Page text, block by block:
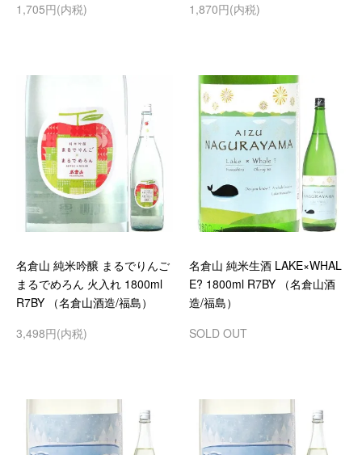
1,705円(内税)
1,870円(内税)
名倉山 純米吟醸 まるでりんご
まるでめろん 火入れ 1800ml
R7BY （名倉山酒造/福島）
3,498円(内税)
名倉山 純米生酒 LAKE×WHAL
E? 1800ml R7BY （名倉山酒
造/福島）
SOLD OUT